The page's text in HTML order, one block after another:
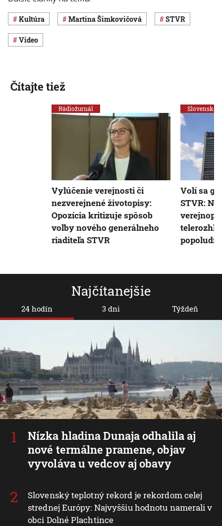
Kultúra Martina Šimkovičová STVR
Video
Najčítanejšie
24 hodín
Nízka hladina Dunaja odhalila aj
nové termálne pramene, objav
vyvoláva u vedcov aj obavy
Slovenský teplotný rekord je rekordom celej
strednej Európy: Najvyššiu hodnotu namerali v
obci Dolné Plachtince
3 dni Týždeň
Čítajte tiež
Rádiožurnál
Vylúčenie verejnosti či
nezverejnené životopisy:
Opozícia kritizuje spôsob
voľby nového generálneho
riaditeľa STVR
Slovensko
Volí sa
STVR:
popoludní